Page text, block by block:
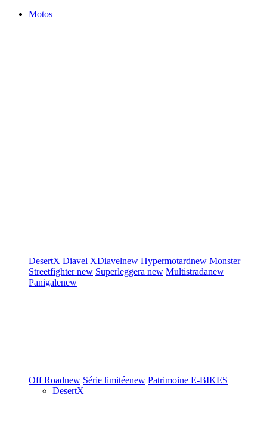
Motos
DesertX Diavel XDiavelnew Hypermotardnew Monster
Streetfighternew Superleggera new Multistradanew
Panigalenew
Off Roadnew Série limitéenew Patrimoine E-BIKES
DesertX